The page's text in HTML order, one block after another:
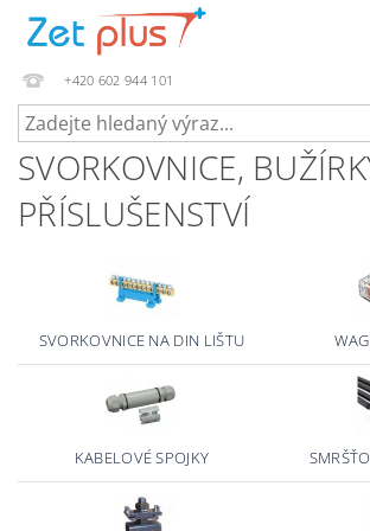
+420 602 944 101
SVORKOVNICE,
PŘÍSLUŠENSTVÍ
SVORKOVNICE NA DIN LIŠTU
KABELOVÉ SPOJKY